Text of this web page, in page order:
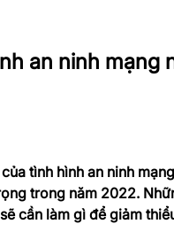
an ninh mạng
tình hình an ninh
trong năm 2022.
cần làm gì để giảm